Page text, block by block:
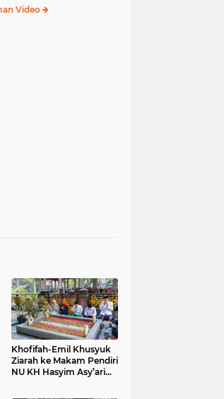
Video
Khofifah-Emil Khusyuk
Ziarah ke Makam Pendiri
NU KH Hasyim Asy’ari